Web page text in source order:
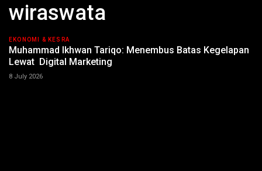
wiraswata
EKONOMI & KESRA
Muhammad Ikhwan Tariqo: Menembus Batas Kegelapan
Lewat Digital Marketing
8 July 2026